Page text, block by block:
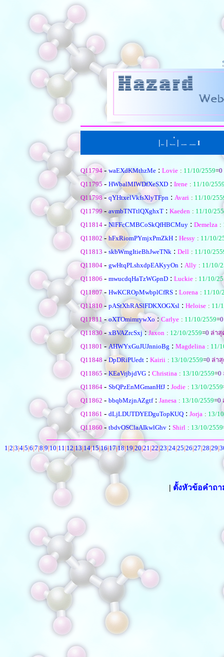
| | ่ | I
Q11794 - waEXdKMthzMe : Lovie : 11/10/2559=0
Q11795 - HWbalMIWDfXeSXD : Irene : 11/10/
Q11798- qYHtxelVkfsXlyTFpn : Avari : 11/10/
Q11799 -avmbTNTtlQXghxT : Kaeden : 11/10/
Q11814 - NlFFcCMBCoSkQfHBCMuy : Demelza :
Q11802 - hFxRiomPYmjxPmZkH : Hessy : 11/10/
Q11813 - skbWmgItieBhJweTNk : Dell : 11/10/
Q11804 - gwHtqPLshxdpEAKyyOn : Ally : 11/10/
Q11806 - mwucdqHaTzWGpnD : Luckie : 11/10/
Q11807- HwKCROpMwbplCfRS : Lorena : 11/10/
Q11810 - pAStXhRASlFDKXOGXsl : Heloise : 11/
Q11811-oXTOmimrywXo : Carlye : 11/10/2559=0
Q11830 - xBVAZrcSxj:Jaxon : 12/10/2559=0 ล่าสุ
Q11801-AHWYxGuJUJnnioBg : Magdelina : 11/
Q11848 -DpDRiPUedt : Kairii : 13/10/2559=0 ล่า
Q11865 -KEaVrjbjdVG : Christina : 13/10/2559=0
Q11864 - SbQPzEnMGmanHfJ : Jodie : 13/10/2559
Q11862 - bbqbMzjnAZgtf: Janesa : 13/10/2559=0
Q11861 - dLjLDUTDYEDguTopKUQ : Jorja : 13/
Q11860 - tbdvOSClaAIkwlGhv : Shirl : 13/10/2559
1|2|3|4|5|6|7|8|9|10|11|12|13|14|15|16|17|18|19|20|21|22|23|24|25|26|27|28|29|
| ตั้งหัวข้อคำถ